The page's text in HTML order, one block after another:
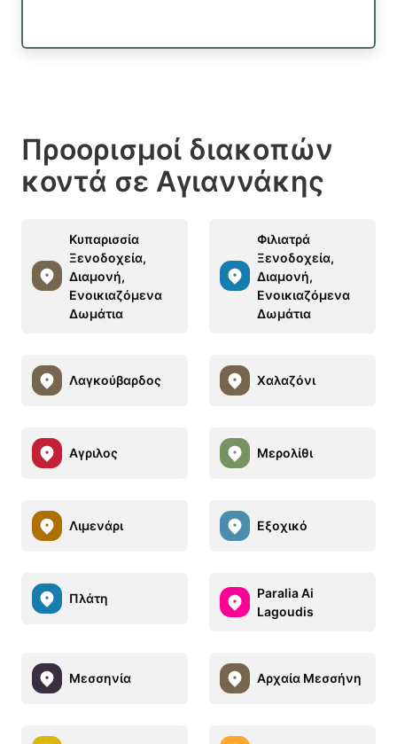
Προορισμοί διακοπών
κοντά σε Αγιαννάκης
Κυπαρισσία
Ξενοδοχεία,
Διαμονή,
Ενοικιαζόμενα
Δωμάτια
Φιλιατρά
Ξενοδοχεία,
Διαμονή,
Ενοικιαζόμενα
Δωμάτια
Λαγκούβαρδος Χαλαζόνι
Αγριλος Μερολίθι
Λιμενάρι Εξοχικό
Πλάτη
Paralia Ai
Lagoudis
Μεσσηνία Αρχαία Μεσσήνη